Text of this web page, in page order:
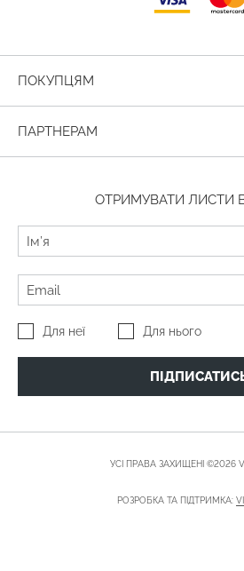
ПОКУПЦЯМ
ПАРТНЕРАМ
ОТРИМУВАТИ ЛИСТИ
Для неї Для нього
УСІ ПРАВА ЗАХИЩЕНІ ©2026
РОЗРОБКА ТА ПІДТРИМКА: